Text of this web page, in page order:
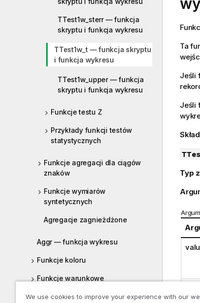
TTest1w_sterr — funkcja
skryptu i funkcja wykresu
TTest1w_t — funkcja skryptu
i funkcja wykresu
TTest1w_upper — funkcja
skryptu i funkcja wykresu
Funkcje testu Z
Przykłady funkcji testów
statystycznych
Funkcje agregacji dla ciągów
znaków
Funkcje wymiarów
syntetycznych
Agregacje zagnieżdżone
Aggr — funkcja wykresu
Funkcje koloru
Funkcje warunkowe
Funkcje licznikowe
Ta
Jeśli
Jeśli
Typ
We use cookies to improve your experience with our